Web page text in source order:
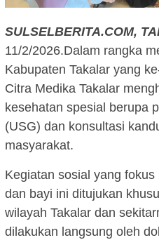
SULSELBERITA.COM,
11/2/2026.Dalam rangka
Kabupaten Takalar yang
Citra Medika Takalar
kesehatan spesial berupa
(USG) dan konsultasi
masyarakat.
Kegiatan sosial yang
dan bayi ini ditujukan
wilayah Takalar dan
dilakukan langsung oleh